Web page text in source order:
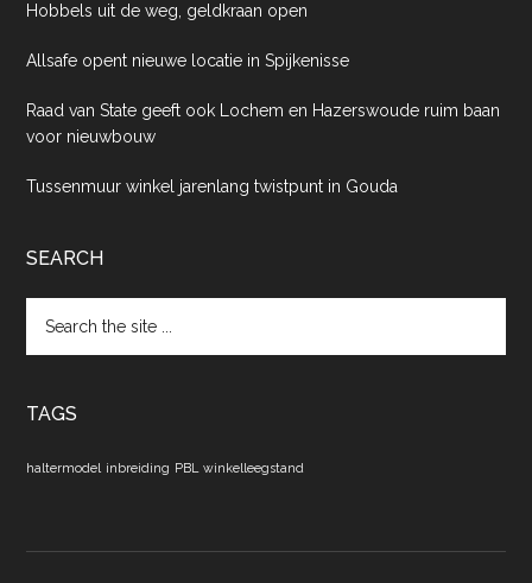
Hobbels uit de weg, geldkraan open
Allsafe opent nieuwe locatie in Spijkenisse
Raad van State geeft ook Lochem en Hazerswoude ruim baan
voor nieuwbouw
Tussenmuur winkel jarenlang twistpunt in Gouda
SEARCH
the
TAGS
haltermodel inbreiding PBL winkelleegstand